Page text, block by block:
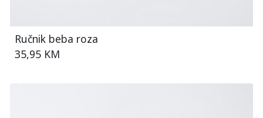
Ručnik beba roza
35,95 KM